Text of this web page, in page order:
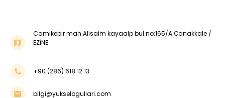
Camikebir mah.Alisaim kayaalp bul.no:165/A Çanakkale /
EZİNE
+90 (286) 618 12 13
bilgi@yukselogullari.com